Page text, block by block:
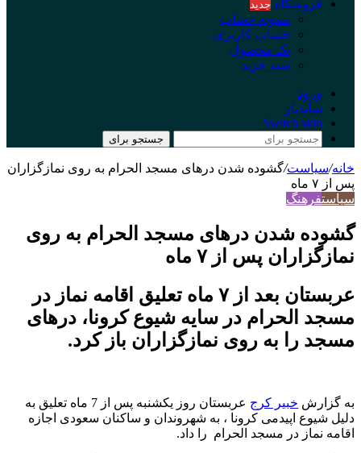
فروشگاه جدید
تسویه حساب
حساب کاربری
تک محصول
سبد خرید
ورود
سایدبار
Switch skin
جستجو برای
خانه/سیاست/گشوده شدن درهای مسجد الحرام به روی نمازگزاران
پس از ۷ ماه
سیاستفرهنگ
گشوده شدن درهای مسجد الحرام به روی
نمازگزاران پس از ۷ ماه
عربستان بعد از ۷ ماه تعلیق اقامه نماز در
مسجد الحرام در سایه شیوع کرونا، درهای
مسجد را به روی نمازگزاران باز کرد.
به گزارش خبیر کرج
عربستان روز یکشنبه پس از 7 ماه تعلیق به
دلیل شیوع اپیدمی کرونا ، به شهروندان و ساکنان سعودی اجازه
اقامه نماز در مسجد الحرام را داد.